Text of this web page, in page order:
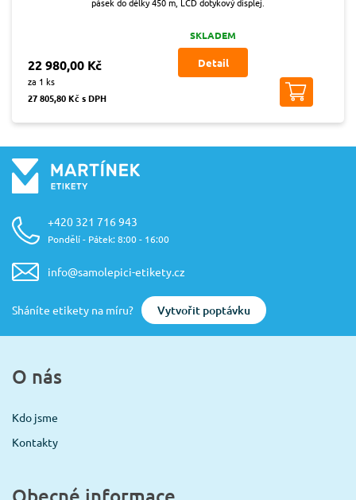
22 980,00 Kč
za 1 ks
27 805,80 Kč s DPH
SKLADEM
Detail
+420 321 716 943
Pondělí - Pátek: 8:00 - 16:00
info@samolepici-etikety.cz
Sháníte etikety na míru? Vytvořit poptávku
O nás
Kdo jsme
Kontakty